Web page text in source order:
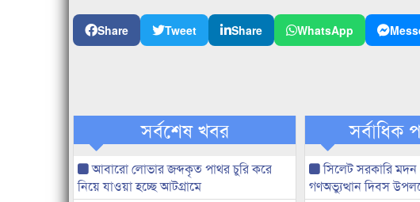
Share Tweet Share WhatsApp
সর্বশেষ খবর
আবারো লোভার জব্দকৃত পাথর চুরি করে
নিয়ে যাওয়া হচ্ছে আটগ্রামে
সর্বাধিক
সিলেট সরকারি
গণঅভ্যুত্থান দিবস